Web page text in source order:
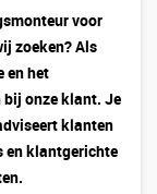
voor
zoeken? Als
en het
onze klant. Je
klanten
en klantgerichte